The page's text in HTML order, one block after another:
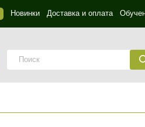
Новинки Доставка и оплата